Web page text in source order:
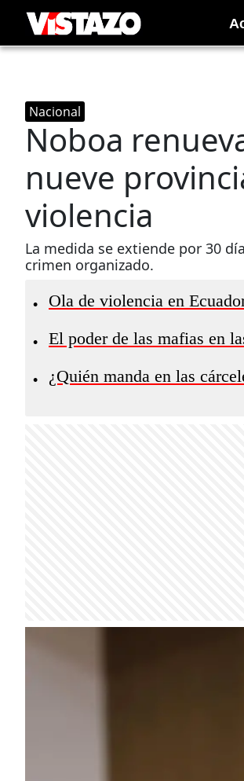
Nacional
Noboa
nueve
violencia
La medida se extiende por 30
crimen organizado.
• Ola de violencia en
• El poder de las mafias en
• ¿Quién manda en las